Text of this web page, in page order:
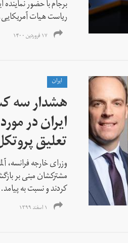
برجام با حضور
ریاست هیات
۱۷ فروردین ۱۴۰۰
ايران
هشدار سه
ایران در
تعلیق
وزرای خارجه فرانسه،
مشترکشان مبنی بر
کردند و نسبت به
۱ اسفند ۱۳۹۹